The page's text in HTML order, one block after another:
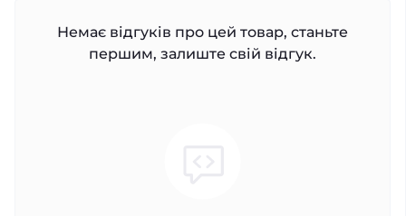
Немає відгуків про цей товар, станьте
першим, залиште свій відгук.